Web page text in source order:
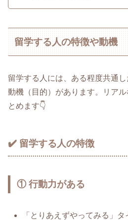
留学する人の特徴や動機
留学する人には、ある程度共通し
動機（目的）があります。リア
とめます👇
✔️ 留学する人の特徴
① 行動力がある
「とりあえずやってみる」タ